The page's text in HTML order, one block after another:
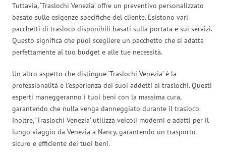
Tuttavia, ‘Traslochi Venezia’ offre un preventivo personalizzato
basato sulle esigenze specifiche del cliente. Esistono vari
pacchetti di trasloco disponibili basati sulla portata e sui servizi.
Questo significa che puoi scegliere un pacchetto che si adatta
perfettamente al tuo budget e alle tue necessità.
Un altro aspetto che distingue ‘Traslochi Venezia’ è la
professionalità e l’esperienza dei suoi addetti ai traslochi. Questi
esperti maneggeranno i tuoi beni con la massima cura,
garantendo che nulla venga danneggiato durante il trasloco.
Inoltre, ‘Traslochi Venezia’ utilizza veicoli moderni e adatti per il
lungo viaggio da Venezia a Nancy, garantendo un trasporto
sicuro e efficiente dei tuoi beni.